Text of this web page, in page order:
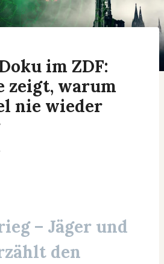
im ZDF:
zeigt, warum
nie wieder
– Jäger und
den